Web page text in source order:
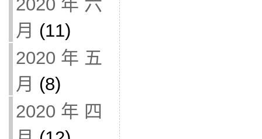
2020 年 六
月 (11)
2020 年 五
月 (8)
2020 年 四